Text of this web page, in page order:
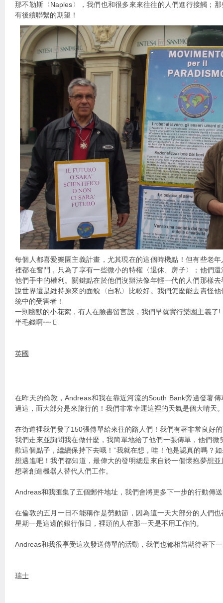
那不勒斯〈Naples〉，我們也和很多來來往往的人們進行接觸；
有後續聯繫的期望！
每個人都喜愛樂園主義計畫，尤其現在的這個時機點！但有些老
裡都在奮鬥，只為了享有一些微小的特權〈退休、房子〉；他們
他們手中的權利。關鍵點在於他們沒辦法像年輕一代的人們那樣
說世界還是維持原來的面貌〈自私〉比較好。我們怎麼能去責怪
統中的受害者！
一則幽默的小花絮，有人在臉書留言說，我們早就實行樂園主義了
半毛錢啊~~ 
英國
在昨天的倫敦，Andreas和我在靠近河流的South Bank旁邊發著
過這，而大部分是來旅行的！我們非常幸運這裡的天氣是個大晴天
在街道裡我們發了150張傳單給來往的路人們！我們有著非常良好
我們走來並詢問我在做什麼，我簡單地給了他們一張傳單，他們微
歡這個點子，繼續保持下去哦！”我就在想，哇！他是認真的嗎？
想邁進吧！我們都知道，最偉大的發明總是來自於一個懷抱夢想
想著創造機器人替代人們工作。
Andreas和我匯集了五個郵件地址，我們會將更多下一步的行動傳
在倫敦的五月一日不能稱作是勞動節，因為這一天大部分的人們
星期一是這邊的銀行假日，裡頭的人在那一天是不用工作的。
Andreas和我很享受這次發送傳單的活動，我們也都相當期待著下
瑞士